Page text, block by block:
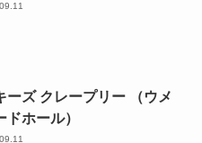
ーズ クレープリー （ウメ
ドホール）